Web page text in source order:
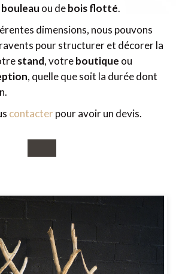
bouleau ou debois flotté.
dimensions, nous pouvons
pour structurer et décorer la
stand, votreboutique ou
, quelle que soit la durée dont
contacter pour avoir un devis.